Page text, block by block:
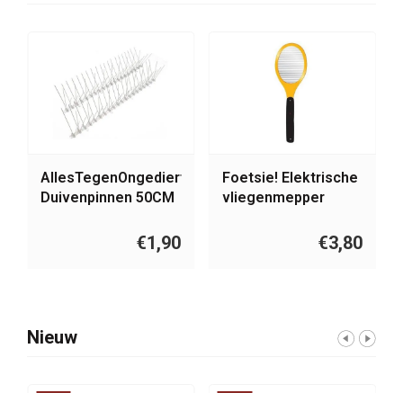
AllesTegenOngedierte.nl
Duivenpinnen 50CM
€1,90
Foetsie! Elektrische
vliegenmepper
€3,80
Nieuw